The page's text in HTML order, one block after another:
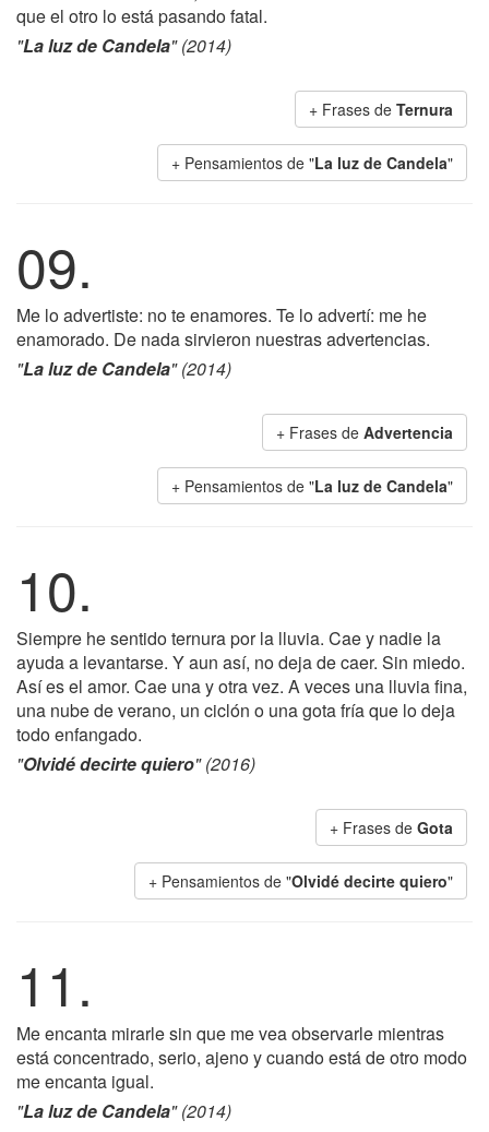
que el otro lo está pasando fatal.
"La luz de Candela" (2014)
+ Frases de Ternura
+ Pensamientos de "La luz de Candela"
09.
Me lo advertiste: no te enamores. Te lo advertí: me he
enamorado. De nada sirvieron nuestras advertencias.
"La luz de Candela" (2014)
+ Frases de Advertencia
+ Pensamientos de "La luz de Candela"
10.
Siempre he sentido ternura por la lluvia. Cae y nadie la
ayuda a levantarse. Y aun así, no deja de caer. Sin miedo.
Así es el amor. Cae una y otra vez. A veces una lluvia fina,
una nube de verano, un ciclón o una gota fría que lo deja
todo enfangado.
"Olvidé decirte quiero" (2016)
+ Frases de Gota
+ Pensamientos de "Olvidé decirte quiero"
11.
Me encanta mirarle sin que me vea observarle mientras
está concentrado, serio, ajeno y cuando está de otro modo
me encanta igual.
"La luz de Candela" (2014)